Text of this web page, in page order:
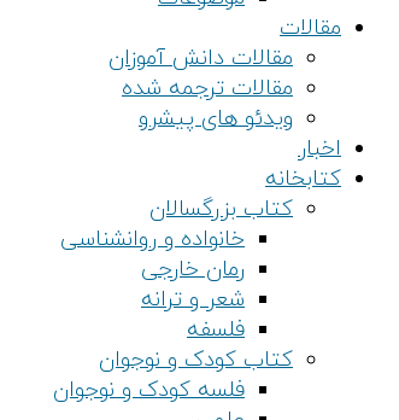
مقالات
مقالات دانش آموزان
مقالات ترجمه شده
ویدئو های پیشرو
اخبار
کتابخانه
کتاب بزرگسالان
خانواده و روانشناسی
رمان خارجی
شعر و ترانه
فلسفه
کتاب کودک و نوجوان
فلسه کودک و نوجوان